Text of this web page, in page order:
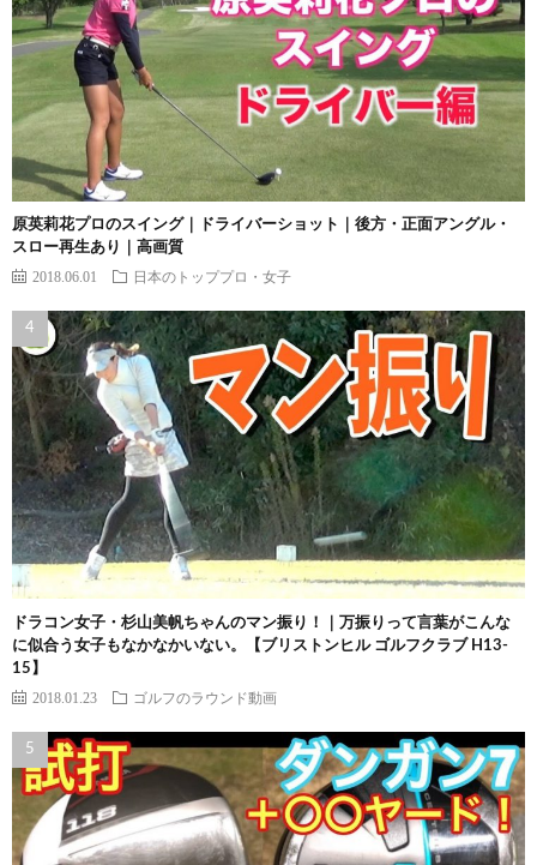
原英莉花プロのスイング｜ドライバーショット｜後方・正面アングル・
スロー再生あり｜高画質
2018.06.01 日本のトッププロ・女子
ドラコン女子・杉山美帆ちゃんのマン振り！｜万振りって言葉がこんな
に似合う女子もなかなかいない。【ブリストンヒル ゴルフクラブ H13-
15】
2018.01.23 ゴルフのラウンド動画